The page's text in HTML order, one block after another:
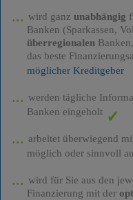
wird ganz unabhängig
Banken (Sparkassen,
überregionalenBanken,
das beste
möglicher Kreditgeber
werden tägliche
Banken eingeholt
arbeitet überwiegend
möglich oder sinnvoll
wird für Sie aus den
Finanzierung mit der